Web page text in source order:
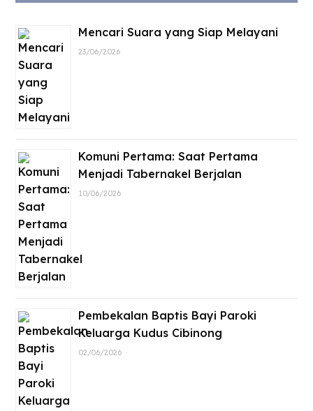
Mencari Suara yang Siap Melayani
23/06/2026
Komuni Pertama: Saat Pertama
Menjadi Tabernakel Berjalan
10/06/2026
Pembekalan Baptis Bayi Paroki
Keluarga Kudus Cibinong
02/06/2026